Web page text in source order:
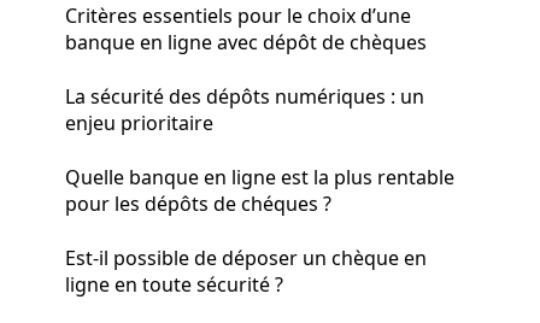
Critères essentiels pour le choix d’une
banque en ligne avec dépôt de chèques
La sécurité des dépôts numériques : un
enjeu prioritaire
Quelle banque en ligne est la plus rentable
pour les dépôts de chéques ?
Est-il possible de déposer un chèque en
ligne en toute sécurité ?